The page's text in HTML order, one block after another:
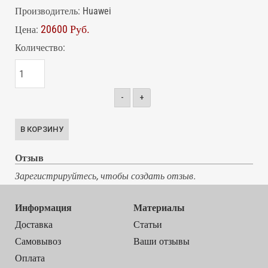
Производитель: Huawei
Цена: 20600 Руб.
Количество:
- +
Отзыв
Зарегистрируйтесь, чтобы создать отзыв.
Информация
Доставка
Самовывоз
Оплата
Материалы
Статьи
Ваши отзывы